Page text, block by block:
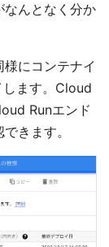
なんとなく分か
にコンテナイ
ます。Cloud
Runエンド
きます。